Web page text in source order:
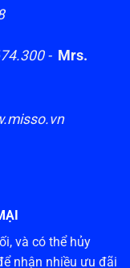
- Mrs.
và có thể hủy
nhận nhiều ưu đãi